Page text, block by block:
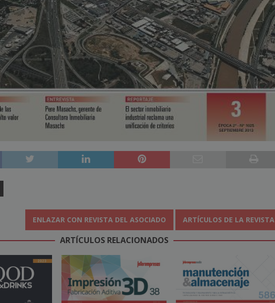
ENLAZAR CON REVISTA DEL ASOCIADO ARTÍCULOS DE LA REVISTA
ARTÍCULOS RELACIONADOS